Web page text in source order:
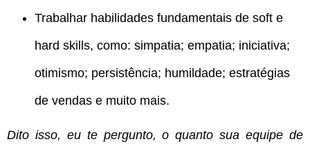
Trabalhar habilidades fundamentais de soft e
hard skills, como: simpatia; empatia; iniciativa;
otimismo; persistência; humildade; estratégias
de vendas e muito mais.
Dito isso, eu te pergunto, o quanto sua equipe de